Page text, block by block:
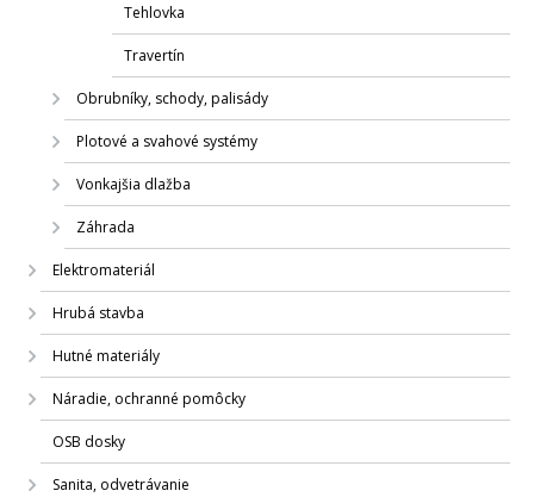
Tehlovka
Travertín
Obrubníky, schody, palisády
Plotové a svahové systémy
Vonkajšia dlažba
Záhrada
Elektromateriál
Hrubá stavba
Hutné materiály
Náradie, ochranné pomôcky
OSB dosky
Sanita, odvetrávanie